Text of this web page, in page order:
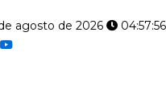
agosto de 2026
04:57:57